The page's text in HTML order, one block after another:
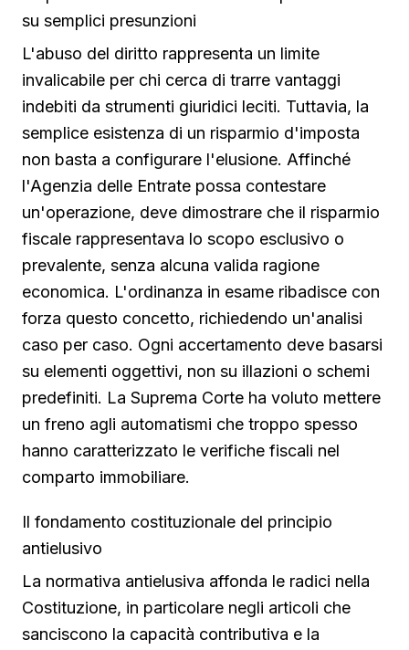
su semplici presunzioni
L'abuso del diritto rappresenta un limite
invalicabile per chi cerca di trarre vantaggi
indebiti da strumenti giuridici leciti. Tuttavia, la
semplice esistenza di un risparmio d'imposta
non basta a configurare l'elusione. Affinché
l'Agenzia delle Entrate possa contestare
un'operazione, deve dimostrare che il risparmio
fiscale rappresentava lo scopo esclusivo o
prevalente, senza alcuna valida ragione
economica. L'ordinanza in esame ribadisce con
forza questo concetto, richiedendo un'analisi
caso per caso. Ogni accertamento deve basarsi
su elementi oggettivi, non su illazioni o schemi
predefiniti. La Suprema Corte ha voluto mettere
un freno agli automatismi che troppo spesso
hanno caratterizzato le verifiche fiscali nel
comparto immobiliare.
Il fondamento costituzionale del principio
antielusivo
La normativa antielusiva affonda le radici nella
Costituzione, in particolare negli articoli che
sanciscono la capacità contributiva e la